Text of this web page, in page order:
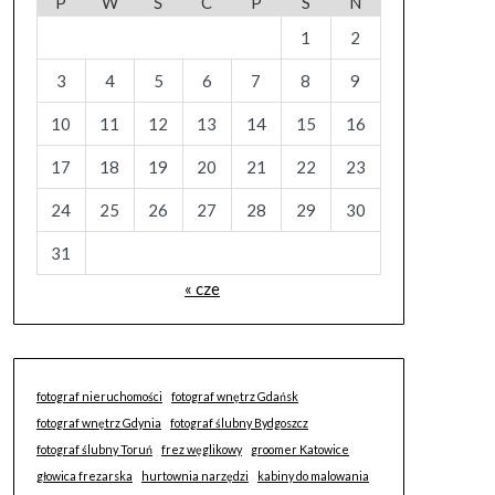
1
2
3 4 5 6 7 8 9
10 11 12 13 14 15 16
17 18 19 20 21 22 23
24 25 26 27 28 29 30
31
« cze
fotograf nieruchomości
fotograf wnętrz Gdańsk
fotograf wnętrz Gdynia
fotograf ślubny Bydgoszcz
fotograf ślubny Toruń
frez węglikowy
groomer Katowice
głowica frezarska
hurtownia narzędzi
kabiny do malowania